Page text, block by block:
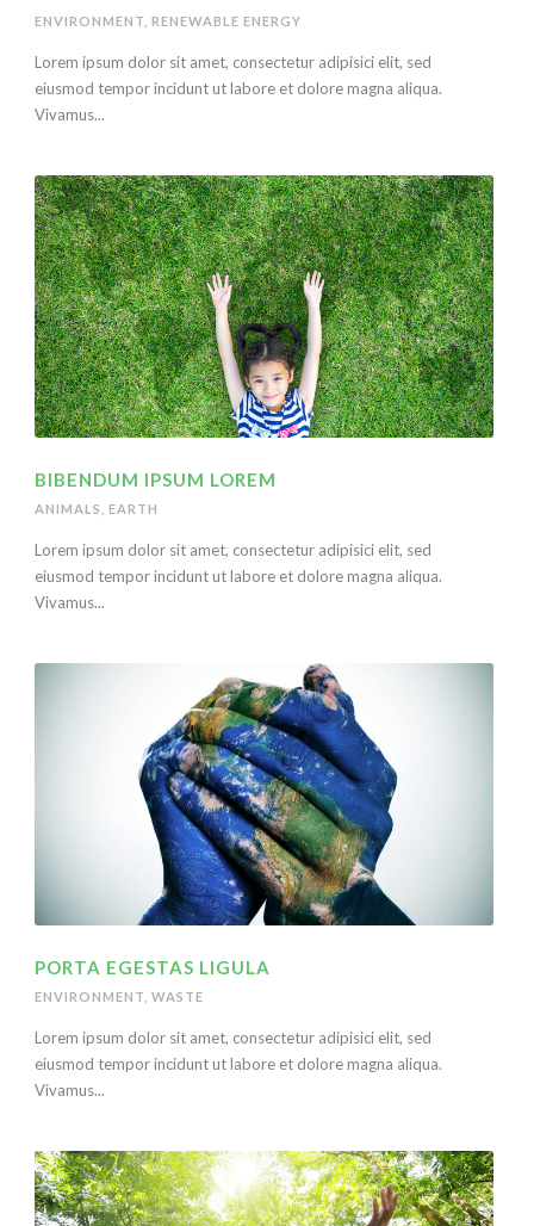
ENVIRONMENT RENEWABLE ENERGY
Lorem ipsum dolor sit amet, consectetur adipisici elit, sed
eiusmod tempor incidunt ut labore et dolore magna aliqua.
Vivamus...
BIBENDUM IPSUM LOREM
ANIMALS EARTH
Lorem ipsum dolor sit amet, consectetur adipisici elit, sed
eiusmod tempor incidunt ut labore et dolore magna aliqua.
Vivamus...
PORTA EGESTAS LIGULA
ENVIRONMENT WASTE
Lorem ipsum dolor sit amet, consectetur adipisici elit, sed
eiusmod tempor incidunt ut labore et dolore magna aliqua.
Vivamus...